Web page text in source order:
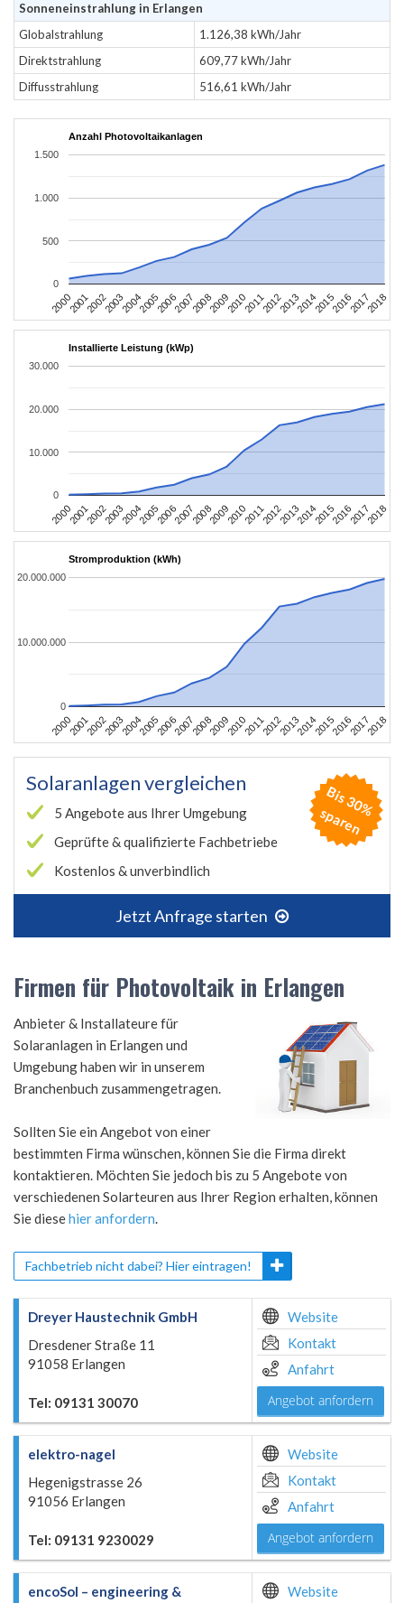
Sonneneinstrahlung in Erlangen
Globalstrahlung
1.126,38 kWh/Jahr
Direktstrahlung
609,77 kWh/Jahr
Diffusstrahlung
516,61 kWh/Jahr
Anzahl Photovoltaikanlagen
2000200120022003200420052006200720082009201020112012201320142015201620172018
0
500
1.000
1.500
Installierte Leistung (kWp)
2000200120022003200420052006200720082009201020112012201320142015201620172018
0
10.000
20.000
30.000
Stromproduktion (kWh)
2000200120022003200420052006200720082009201020112012201320142015201620172018
0
10.000.000
20.000.000
Solaranlagen vergleichen
5 Angebote aus Ihrer Umgebung
Geprüfte & qualifizierte Fachbetriebe
Kostenlos & unverbindlich
Jetzt Anfrage starten
B
is
3
0
%
s
p
a
r
e
n
Firmen für Photovoltaik in Erlangen
Anbieter & Installateure für
Solaranlagen in Erlangen und
Umgebung haben wir in unserem
Branchenbuch zusammengetragen.
Sollten Sie ein Angebot von einer
bestimmten Firma wünschen, können Sie die Firma direkt
kontaktieren. Möchten Sie jedoch bis zu 5 Angebote von
verschiedenen Solarteuren aus Ihrer Region erhalten, können
Sie diesehier anfordern.
Fachbetrieb nicht dabei? Hier eintragen!
Dreyer Haustechnik GmbH
Dresdener Straße 11
91058 Erlangen
Tel: 09131 30070
Website
Kontakt
Anfahrt
Angebot anfordern
elektro-nagel
Hegenigstrasse 26
91056 Erlangen
Tel: 09131 9230029
Website
Kontakt
Anfahrt
Angebot anfordern
encoSol – engineering &
Website